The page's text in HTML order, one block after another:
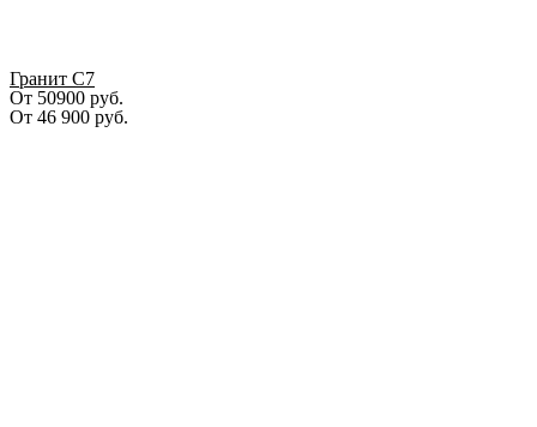
Гранит С7
От 50900 руб.
От 46 900 руб.